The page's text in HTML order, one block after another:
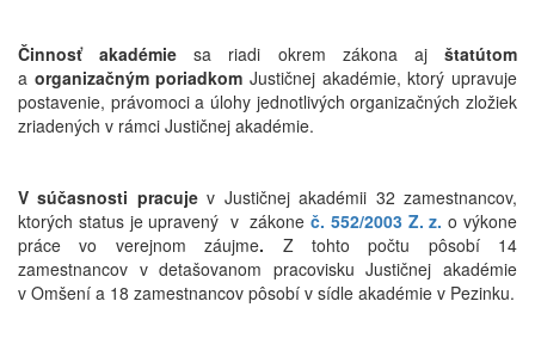
Činnosť akadémie sa riadi okrem zákona ajštatútom
a organizačným poriadkom Justičnej akadémie, ktorý upravuje
postavenie, právomoci a úlohy jednotlivých organizačných zložiek
zriadených v rámci Justičnej akadémie.
V súčasnosti pracujev Justičnej akadémii 32 zamestnancov,
ktorých status je upravený v zákone č. 552/2003 Z. z. o výkone
práce vo verejnom záujme. Z tohto počtu pôsobí 14
zamestnancov v detašovanom pracovisku Justičnej akadémie
v Omšení a 18 zamestnancov pôsobí v sídle akadémie v Pezinku.